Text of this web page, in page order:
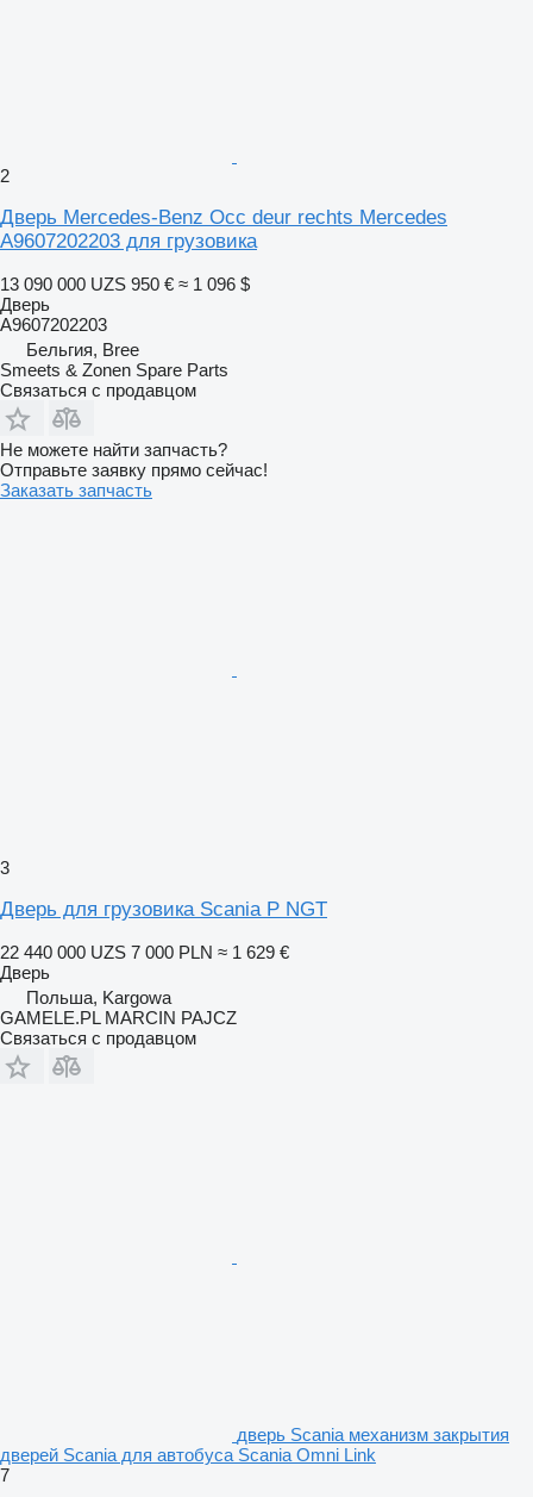
2
Дверь Mercedes-Benz Occ deur rechts Mercedes
A9607202203 для грузовика
13 090 000 UZS 950 € ≈ 1 096 $
Дверь
A9607202203
Бельгия, Bree
Smeets & Zonen Spare Parts
Связаться с продавцом
Не можете найти запчасть?
Отправьте заявку прямо сейчас!
Заказать запчасть
3
Дверь для грузовика Scania P NGT
22 440 000 UZS 7 000 PLN ≈ 1 629 €
Дверь
Польша, Kargowa
GAMELE.PL MARCIN PAJCZ
Связаться с продавцом
дверь Scania механизм закрытия
дверей Scania для автобуса Scania Omni Link
7